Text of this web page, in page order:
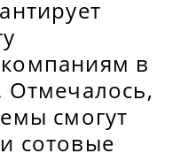
в
смогут
сотовые